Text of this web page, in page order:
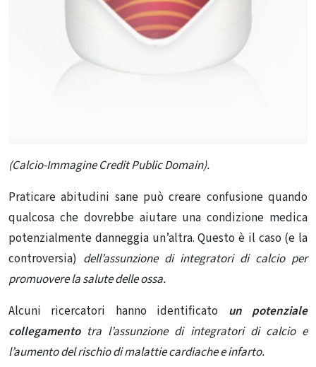
(Calcio-Immagine Credit Public Domain).
Praticare abitudini sane può creare confusione quando
qualcosa che dovrebbe aiutare una condizione medica
potenzialmente danneggia un’altra. Questo è il caso (e la
controversia) dell’assunzione di integratori di calcio per
promuovere la salute delle ossa.
Alcuni ricercatori hanno identificato un potenziale
collegamentotra l’assunzione di integratori di calcio e
l’aumento del rischio di malattie cardiache e infarto.